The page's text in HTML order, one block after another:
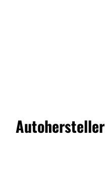
Autohersteller